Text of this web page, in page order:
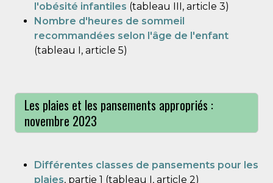
l'obésité infantiles (tableau III, article 3)
Nombre d'heures de sommeil
recommandées selon l'âge de l'enfant
(tableau I, article 5)
Les plaies et les pansements appropriés :
novembre 2023
Différentes classes de pansements pour les
plaies, partie 1 (tableau I, article 2)